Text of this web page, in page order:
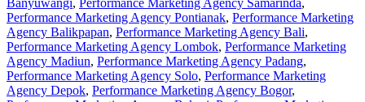
Banyuwangi, Performance Marketing Agency Samarinda,
Performance Marketing Agency Pontianak, Performance Marketing
Agency Balikpapan, Performance Marketing Agency Bali,
Performance Marketing Agency Lombok, Performance Marketing
Agency Madiun, Performance Marketing Agency Padang,
Performance Marketing Agency Solo, Performance Marketing
Agency Depok, Performance Marketing Agency Bogor,